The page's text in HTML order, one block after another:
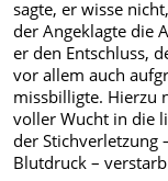
sagte, er wisse
der Angeklagte die
er den Entschluss,
vor allem auch
missbilligte. Hierzu
voller Wucht in die
der Stichverletzung
Blutdruck –